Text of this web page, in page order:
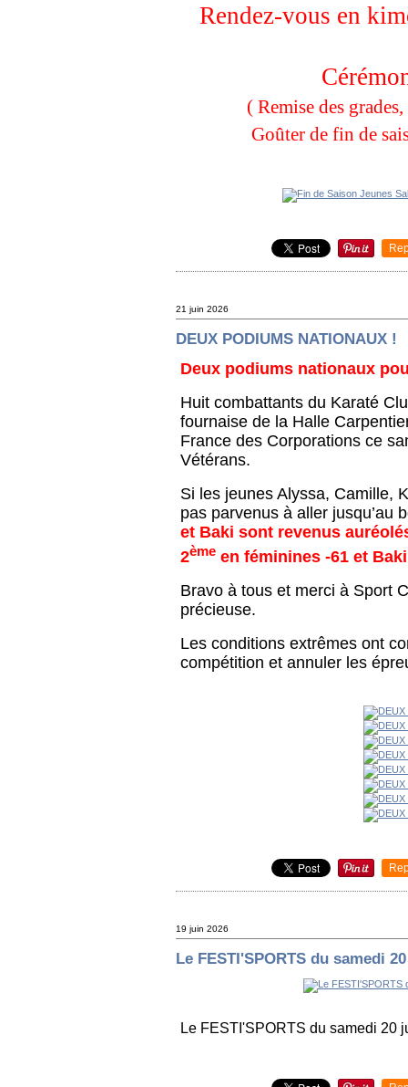
Rendez-vous en
( Remise des
Goûter de fin de
21 juin 2026
DEUX PODIUMS NATIONAUX !
Deux podiums nationaux
Huit combattants du Karaté
fournaise de la Halle
France des Corporations ce
Vétérans.
Si les jeunes Alyssa, Camille,
pas parvenus à aller jusqu’au
et Baki sont revenus
2ème en féminines -61 et
Bravo à tous et merci à Sport
précieuse.
Les conditions extrêmes ont
compétition et annuler les
19 juin 2026
Le FESTI'SPORTS du samedi
Le FESTI'SPORTS du samedi 20